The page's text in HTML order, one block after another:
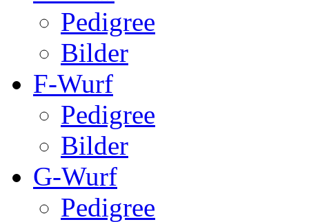
Pedigree
Bilder
F-Wurf
Pedigree
Bilder
G-Wurf
Pedigree